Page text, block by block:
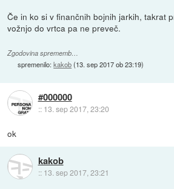
Če in ko si v finančnih bojnih jarkih, takrat
vožnjo do vrtca pa ne preveč.
Zgodovina sprememb…
spremenilo:kakob(13. sep 2017 ob 23:19)
#000000
:: 13. sep 2017, 23:20
ok
kakob
:: 13. sep 2017, 23:21